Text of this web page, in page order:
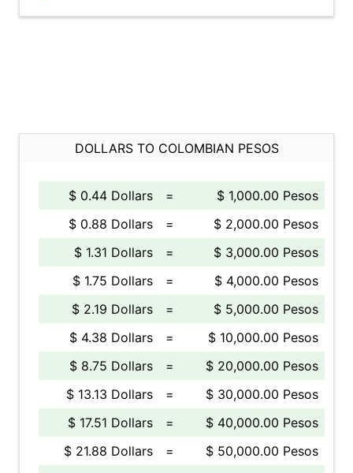
DOLLARS TO COLOMBIAN PESOS
$ 0.44 Dollars =
$ 1,000.00 Pesos
$ 0.88 Dollars
=
$ 2,000.00 Pesos
$ 1.31 Dollars
=
$ 3,000.00 Pesos
$ 1.75 Dollars
=
$ 4,000.00 Pesos
$ 2.19 Dollars
=
$ 5,000.00 Pesos
$ 4.38 Dollars
=
$ 10,000.00 Pesos
$ 8.75 Dollars
=
$ 20,000.00 Pesos
$ 13.13 Dollars
=
$ 30,000.00 Pesos
$ 17.51 Dollars
=
$ 40,000.00 Pesos
$ 21.88 Dollars
=
$ 50,000.00 Pesos